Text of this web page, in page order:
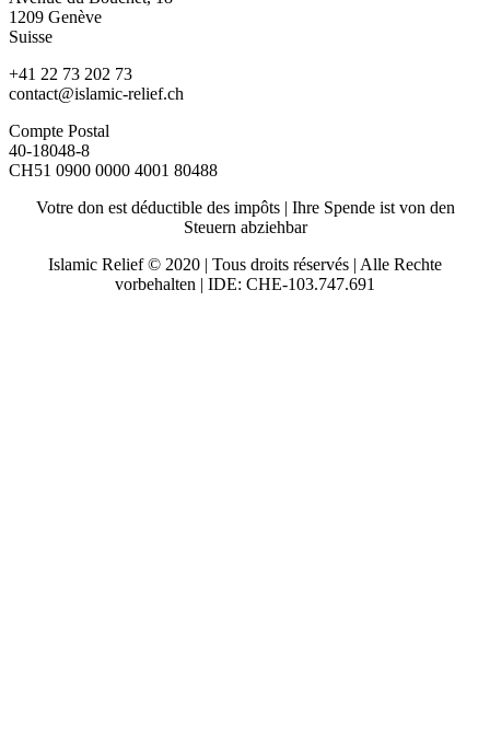
1209 Genève
Suisse
+41 22 73 202 73
contact@islamic-relief.ch
Compte Postal
40-18048-8
CH51 0900 0000 4001 80488
Votre don est déductible des impôts | Ihre Spende ist von den
Steuern abziehbar
Islamic Relief © 2020 | Tous droits réservés | Alle Rechte
vorbehalten | IDE: CHE-103.747.691